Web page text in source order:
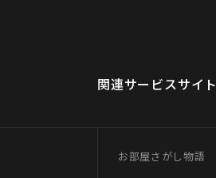
関連サービスサイト
お部屋さがし物語